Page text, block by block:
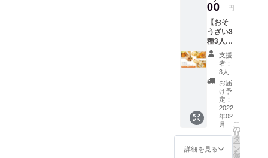
ら選
択） ※
その他
ご希望
は備考
欄へご
記入く
ださ
い。
額で
す。 ※
配達時
間指定
がある
場合は
備考欄
にお書
きくだ
さい
（午前
中/14-
時/16-
時/18-
荷事情
によ
り、
2022年
2月のお
届けと
なりま
す。 ※
クール
便でお
届けい
たしま
す。 ※
送料込
額で
ツの入
荷事情
によ
り、
2022年
2月のお
届けと
なりま
す。 ※
クール
便でお
届けい
たしま
す。 ※
送料込
みの金
けする
コース
です。
さら
に！感
謝の気
持ちを
込め
て、試
作品
『特製
スイー
トポテ
ト』を
おつけ
いたし
00 円
【おそ
うざい3
種3人分
コース
＋感謝
の品】
ロール
キャベ
ツ、メ
ンチカ
ツ、ク
リーム
シ
チュー
をそれ
支援
者：
3人
お届
け予
定：
2022
年02
月
詳細を見る
こ
の
リ
タ
ー
ン
を